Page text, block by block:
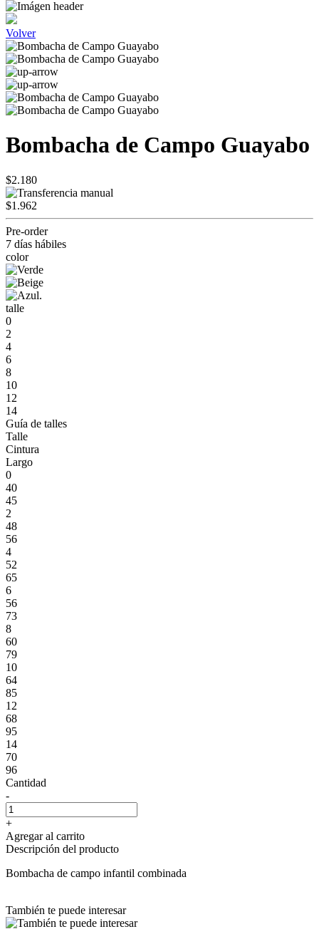
Volver
Bombacha de Campo Guayabo
$2.180
$1.962
Pre-order
7 días hábiles
color
talle
0
2
4
6
8
10
12
14
Guía de talles
Talle
Cintura
Largo
0
40
45
2
48
56
4
52
65
6
56
73
8
60
79
10
64
85
12
68
95
14
70
96
Cantidad
-
+
Agregar al carrito
Descripción del producto
Bombacha de campo infantil combinada
También te puede interesar